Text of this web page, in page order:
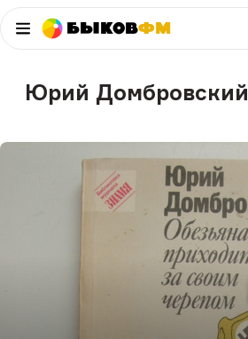
БыковФМ
Юрий Домбровский